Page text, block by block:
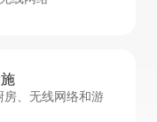
、无线网络和游